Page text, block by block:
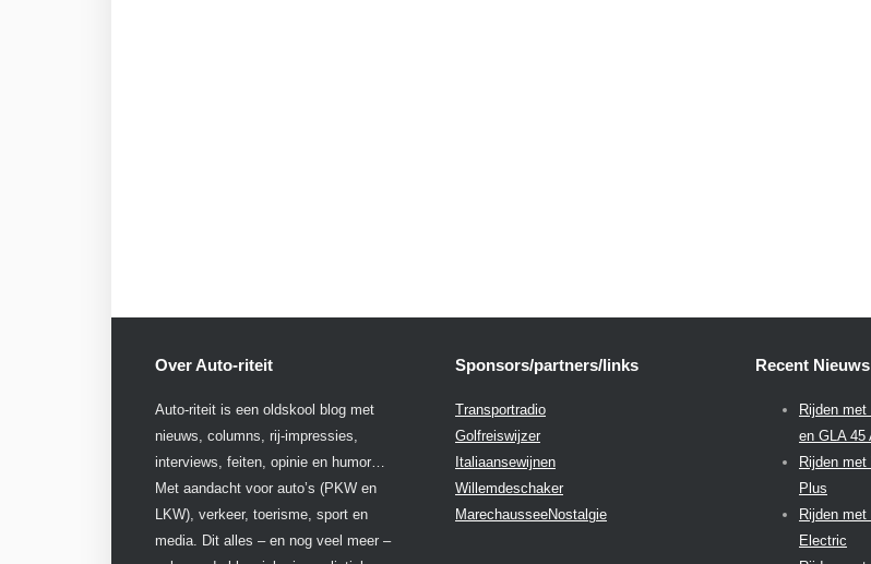
Over Auto-riteit
Auto-riteit is een oldskool blog met
nieuws, columns, rij-impressies,
interviews, feiten, opinie en humor…
Met aandacht voor auto’s (PKW en
LKW), verkeer, toerisme, sport en
media. Dit alles – en nog veel meer –
Sponsors/partners/links
Transportradio
Golfreiswijzer
Italiaansewijnen
Willemdeschaker
MarechausseeNostalgie
Recent Nieuws
Rijden
en GLA 45
Rijden
Plus
Rijden
Electric